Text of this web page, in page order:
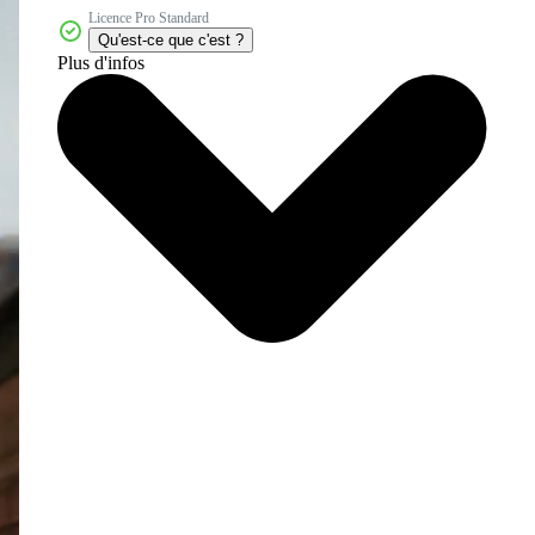
Licence Pro Standard
Qu'est-ce que c'est ?
Plus d'infos